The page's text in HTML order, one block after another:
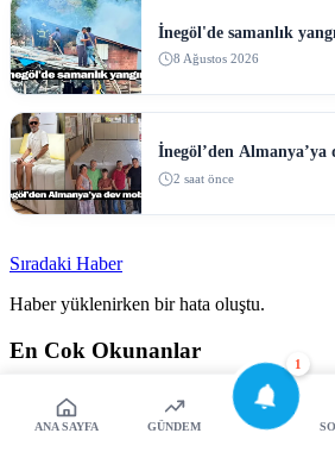
ANA SAYFA GÜNDEM
1
İnegöl'de samanlık
8 Ağustos 2026
İnegöl’den Almanya’ya
2 saat önce
Sıradaki Haber
Haber yüklenirken bir hata oluştu.
En Cok Okunanlar
1Cezaevine gönderildi!
2İnegöl'de samanlık yangını!